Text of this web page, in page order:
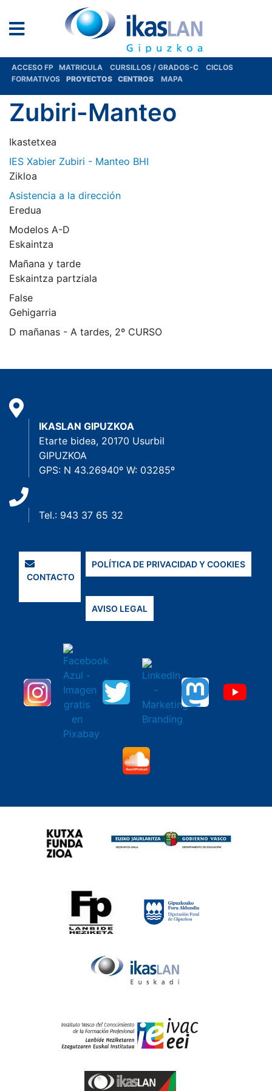
ACCESO FP MATRICULA CURSILLOS / GRADOS-C
CICLOS
FORMATIVOS
PROYECTOS CENTROS MAPA
Zubiri-Manteo
Ikastetxea
IES Xabier Zubiri - Manteo BHI
Zikloa
Asistencia a la dirección
Eredua
Modelos A-D
Eskaintza
Mañana y tarde
Eskaintza partziala
False
Gehigarria
D mañanas - A tardes, 2º CURSO
IKASLAN GIPUZKOA
Etarte bidea, 20170 Usurbil
GIPUZKOA
GPS: N 43.26940º W: 03285º
Tel.: 943 37 65 32
CONTACTO
POLÍTICA DE PRIVACIDAD Y COOKIES
AVISO LEGAL